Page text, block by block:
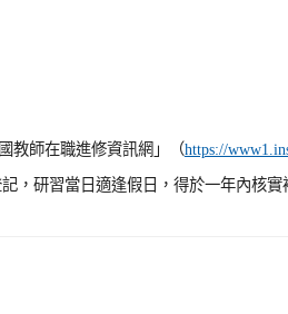
教師在職進修資訊網」（https://
，研習當日適逢假日，得於一年內核實